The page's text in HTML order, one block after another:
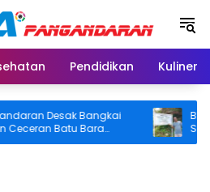
Pendidikan Kuliner
Desak Bangkai
Batu Bara
Buruknya
BPN
SHM di
Usut Asal-